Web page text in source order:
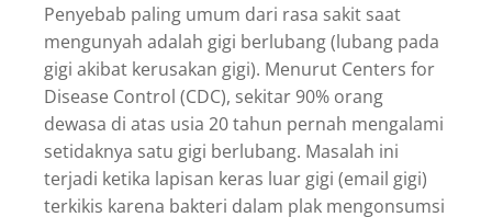
Penyebab paling umum dari rasa sakit saat
mengunyah adalah gigi berlubang (lubang pada
gigi akibat kerusakan gigi). Menurut Centers for
Disease Control (CDC), sekitar 90% orang
dewasa di atas usia 20 tahun pernah mengalami
setidaknya satu gigi berlubang. Masalah ini
terjadi ketika lapisan keras luar gigi (email gigi)
terkikis karena bakteri dalam plak mengonsumsi